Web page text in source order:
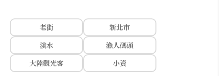
老街
新北市
淡水
漁人碼頭
大陸觀光客
小資